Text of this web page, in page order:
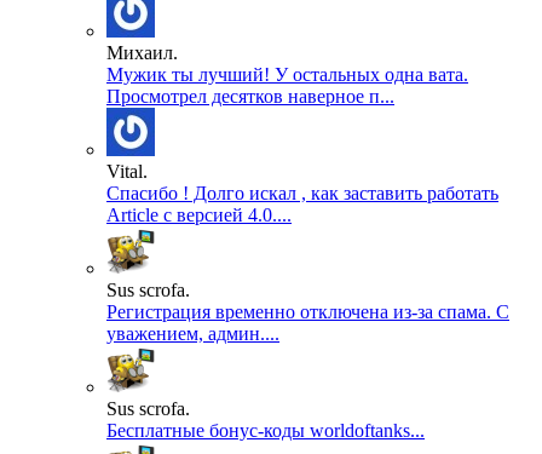
Михаил.
Мужик ты лучший! У остальных одна вата.
Просмотрел десятков наверное п...
Vital.
Спасибо ! Долго искал , как заставить работать
Article с версией 4.0....
Sus scrofa.
Регистрация временно отключена из-за спама. С
уважением, админ....
Sus scrofa.
Бесплатные бонус-коды worldoftanks...